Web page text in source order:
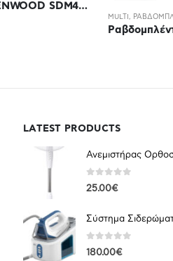
ΣΥΣΚΕΥΈΣ
Tοστίερα
LATEST PRODUCTS
0out of 5
25.00€
0out of 5
180.00€